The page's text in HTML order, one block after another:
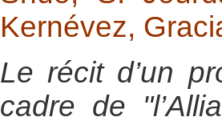
Kernévez,
Le récit d’un
cadre de